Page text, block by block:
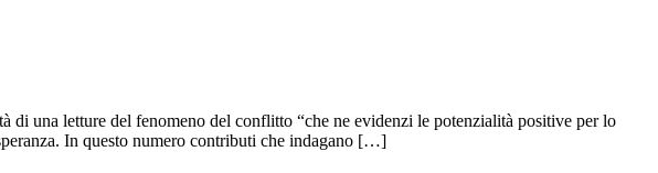
una letture del fenomeno del conflitto “che ne evidenzi le potenzialità positive per lo
In questo numero contributi che indagano […]